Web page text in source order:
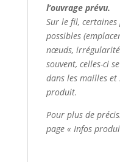
l’ouvrage prévu.
Sur le fil,
possibles
nœuds,
souvent, celles-ci
dans les mailles
produit.
Pour plus de
page « Infos